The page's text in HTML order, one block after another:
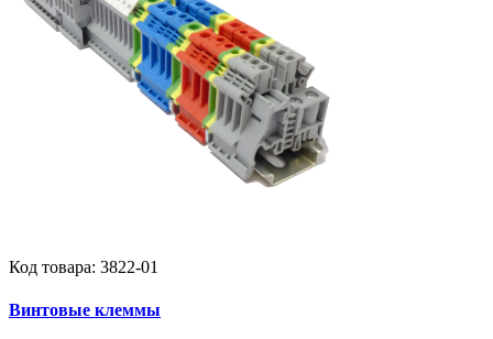
Код товара: 3822-01
Винтовые клеммы